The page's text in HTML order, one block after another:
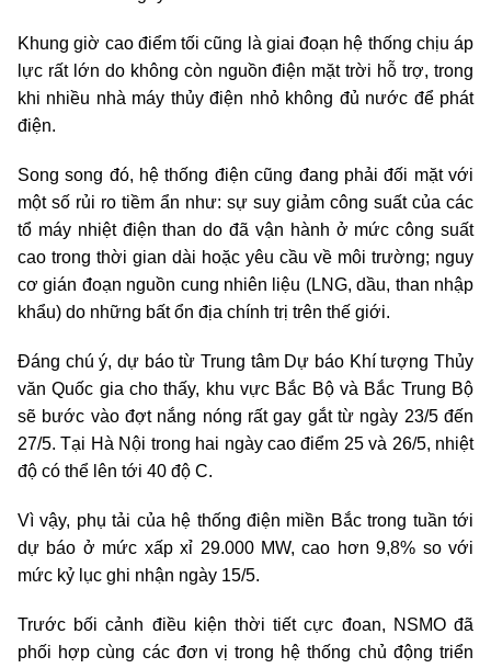
Khung giờ cao điểm tối cũng là giai đoạn hệ thống chịu áp
lực rất lớn do không còn nguồn điện mặt trời hỗ trợ, trong
khi nhiều nhà máy thủy điện nhỏ không đủ nước để phát
điện.
Song song đó, hệ thống điện cũng đang phải đối mặt với
một số rủi ro tiềm ẩn như: sự suy giảm công suất của các
tổ máy nhiệt điện than do đã vận hành ở mức công suất
cao trong thời gian dài hoặc yêu cầu về môi trường; nguy
cơ gián đoạn nguồn cung nhiên liệu (LNG, dầu, than nhập
khẩu) do những bất ổn địa chính trị trên thế giới.
Đáng chú ý, dự báo từ Trung tâm Dự báo Khí tượng Thủy
văn Quốc gia cho thấy, khu vực Bắc Bộ và Bắc Trung Bộ
sẽ bước vào đợt nắng nóng rất gay gắt từ ngày 23/5 đến
27/5. Tại Hà Nội trong hai ngày cao điểm 25 và 26/5, nhiệt
độ có thể lên tới 40 độ C.
Vì vậy, phụ tải của hệ thống điện miền Bắc trong tuần tới
dự báo ở mức xấp xỉ 29.000 MW, cao hơn 9,8% so với
mức kỷ lục ghi nhận ngày 15/5.
Trước bối cảnh điều kiện thời tiết cực đoan, NSMO đã
phối hợp cùng các đơn vị trong hệ thống chủ động triển